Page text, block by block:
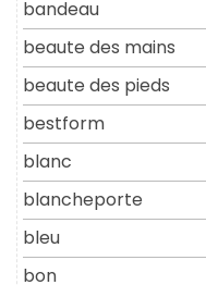
bandeau
beaute des mains
beaute des pieds
bestform
blanc
blancheporte
bleu
bon